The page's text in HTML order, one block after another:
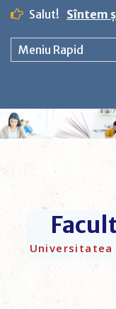
Salut! Sîntem
Meniu Rapid
Universitatea